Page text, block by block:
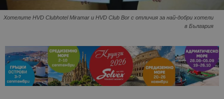
Хотелите HVD Clubhotel Miramar и HVD Club Bor с отличия за най-добри хотели
в България